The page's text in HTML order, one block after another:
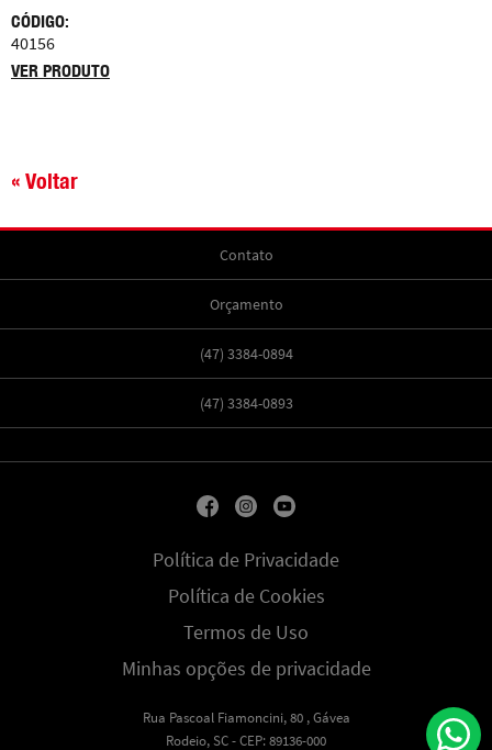
CÓDIGO:
40156
VER PRODUTO
« Voltar
Contato
Orçamento
(47) 3384-0894
(47) 3384-0893
Política de Privacidade
Política de Cookies
Termos de Uso
Minhas opções de privacidade
Rua Pascoal Fiamoncini, 80 , Gávea
Rodeio, SC - CEP: 89136-000